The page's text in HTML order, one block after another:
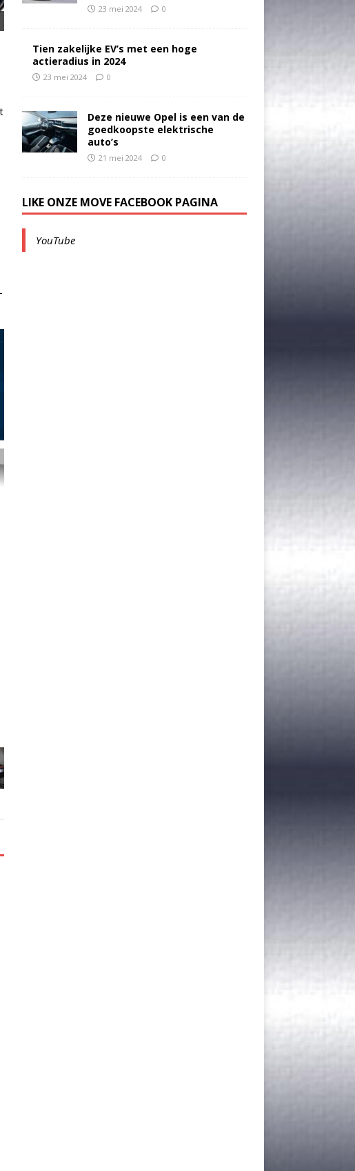
23 mei 2024 0
Tien zakelijke EV’s met een hoge
actieradius in 2024
23 mei 2024 0
Deze nieuwe Opel is een van de
goedkoopste elektrische
auto’s
21 mei 2024 0
LIKE ONZE MOVE FACEBOOK PAGINA
YouTube